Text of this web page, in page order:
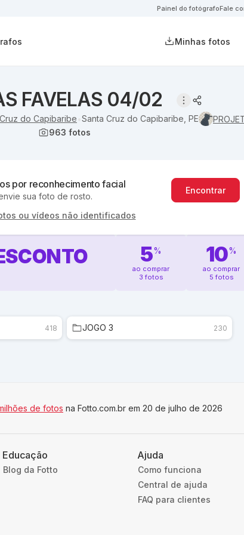
Painel do fotógrafoFale
Minhas fotos
FAVELAS 04/02
do Capibaribe Santa Cruz do Capibaribe, PE
963 fotos
por reconhecimento facial
sua foto de rosto.
Encontrar
ou vídeos não identificados
5%
ao comprar
3 fotos
10%
ao comprar
5 fotos
418 JOGO 3 230
de fotos na Fotto.com.br em 20 de julho de 2026
Educação
Blog da Fotto
Ajuda
Como funciona
Central de ajuda
FAQ para clientes